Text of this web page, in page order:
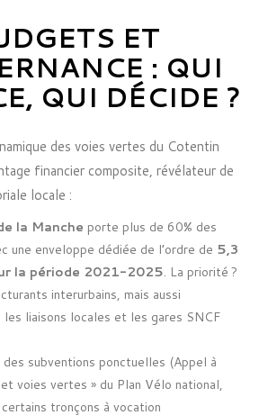
ET
: QUI
QUI DÉCIDE ?
des voies vertes du Cotentin
financier composite, révélateur de
locale :
la Manche porte plus de 60% des
une enveloppe dédiée de l’ordre de 5,3
la période 2021-2025. La priorité ?
interurbains, mais aussi
les liaisons locales et les gares SNCF
subventions ponctuelles (Appel à
voies vertes » du Plan Vélo national,
tronçons à vocation